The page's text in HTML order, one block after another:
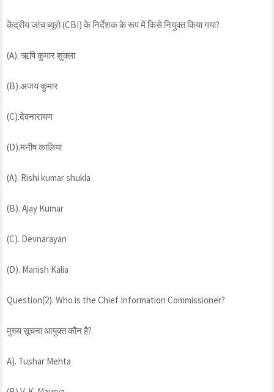
केंद्रीय जांच ब्यूरो (CBI) के निर्देशक के रूप में किसे नियुक्त किया गया?
(A). ऋषि कुमार शुक्ला
(B).अजय कुमार
(C).देवनारायण
(D).मनीष कालिया
(A). Rishi kumar shukla
(B). Ajay Kumar
(C). Devnarayan
(D). Manish Kalia
Question(2). Who is the Chief Information Commissioner?
मुख्य सूचना आयुक्त कौन है?
A). Tushar Mehta